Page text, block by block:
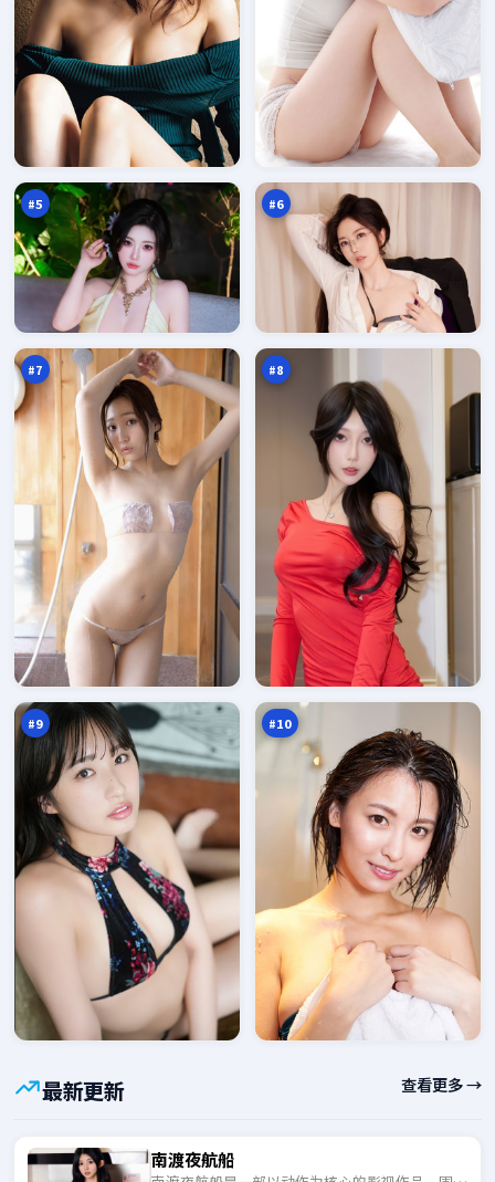
#5
航
船
万
#6
天
际
余96
万
#7
灰
号
塔
万
#8
账
本
万
#9
追
光
回
声
94
万
#10
逐
日
证
词
94
万
最新更新 查看更多 →
南渡夜航船